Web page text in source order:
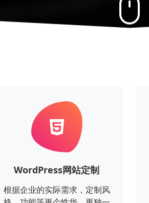
WordPress网站定制
根据企业的实际需求，定制风